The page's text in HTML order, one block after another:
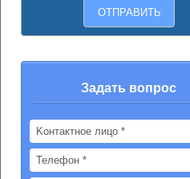
Задать вопрос